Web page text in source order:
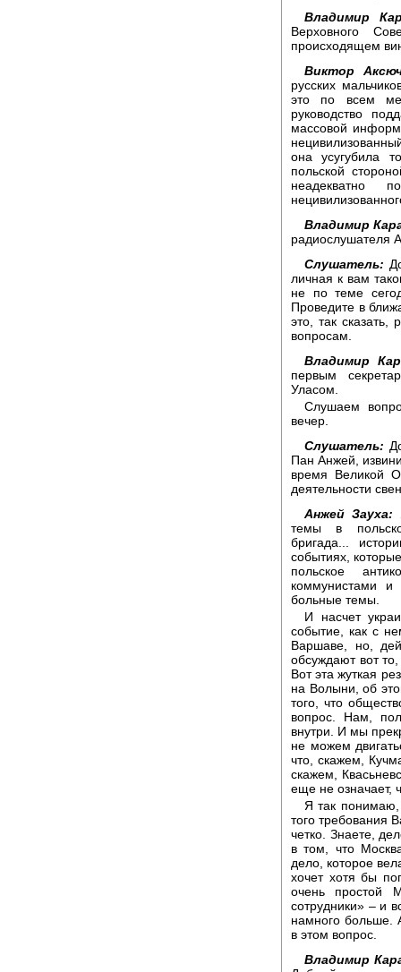
Владимир
Верховного
происходящем
Виктор
русских
это по всем
руководство
массовой
она усугубила
польской
неадекватно
Владимир
радиослушателя
Слушатель:
личная к вам
не по теме
Проведите в
это, так
вопросам.
Владимир
первым
Уласом.
Слушаем
вечер.
Слушатель:
Пан Анжей,
время Великой
деятельности
Анжей Зауха:
темы в
бригада...
событиях,
польское
коммунистами и
больные темы.
И насчет
событие, как с
Варшаве, но,
обсуждают вот
Вот эта жуткая
на Волыни, об
того, что
вопрос. Нам,
внутри. И мы
не можем
что, скажем,
скажем,
еще не означает,
Я так понимаю,
того требования
четко. Знаете,
в том, что
дело, которое
хочет хотя бы
очень простой
сотрудники» – и
намного больше.
в этом вопрос.
Владимир